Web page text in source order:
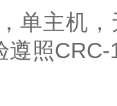
，单主
验遵照